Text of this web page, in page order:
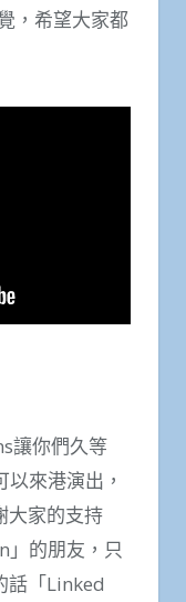
，希望大家都
讓你們久等
來港演出，
大家的支持
的朋友，只
話「Linked